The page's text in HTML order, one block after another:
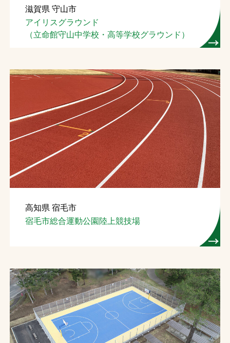
滋賀県 守山市
アイリスグラウンド
（立命館守山中学校・高等学校グラウンド）
高知県 宿毛市
宿毛市総合運動公園陸上競技場